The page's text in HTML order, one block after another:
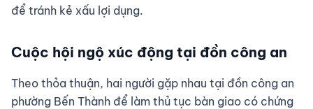
để tránh kẻ xấu lợi dụng.
Cuộc hội ngộ xúc động tại đồn công an
Theo thỏa thuận, hai người gặp nhau tại đồn công an
phường Bến Thành để làm thủ tục bàn giao có chứng